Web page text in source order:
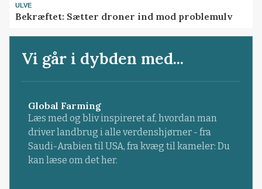
ULVE
Bekræftet: Sætter droner ind mod problemulv
Vi går i dybden med...
Global Farming
Læs med og bliv inspireret af, hvordan man
driver landbrug i alle verdenshjørner - fra
Saudi-Arabien til USA, fra kvæg til kameler: Du
kan læse om det her.